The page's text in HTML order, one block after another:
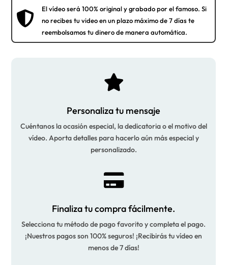

El vídeo será 100% original y grabado por el famoso. Si
no recibes tu video en un plazo máximo de 7 días te
reembolsamos tu dinero de manera automática.

Personaliza tu mensaje
Cuéntanos la ocasión especial, la dedicatoria o el motivo del
vídeo. Aporta detalles para hacerlo aún más especial y
personalizado.

Finaliza tu compra fácilmente.
Selecciona tu método de pago favorito y completa el pago.
¡Nuestros pagos son 100% seguros! ¡Recibirás tu vídeo en
menos de 7 días!